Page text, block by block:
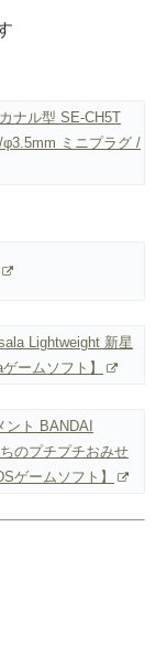
ナル型 SE-CH5T
ミニプラグ /
Lightweight 新星
ームソフト】
ト BANDAI
のプチプチおみせ
ゲームソフト】